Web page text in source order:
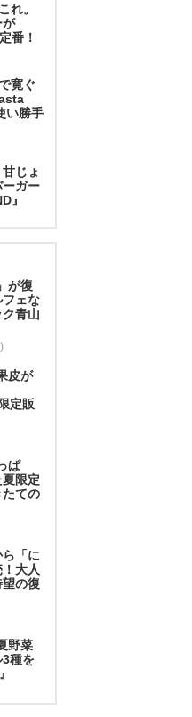
れ。
が
番！
寛ぐ
い勝手
じょ
ーガー
』
が復
ェな
青山
皮が
定販
ぱ
限定
ての
ら「に
大人
の復
野菜
3種を